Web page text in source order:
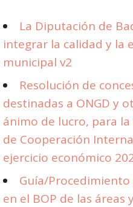
La Diputación de
integrar la calidad y la
municipal v2
Resolución de
destinadas a ONGD y
ánimo de lucro, para
de Cooperación
ejercicio económico
Guía/
en el BOP de las áreas